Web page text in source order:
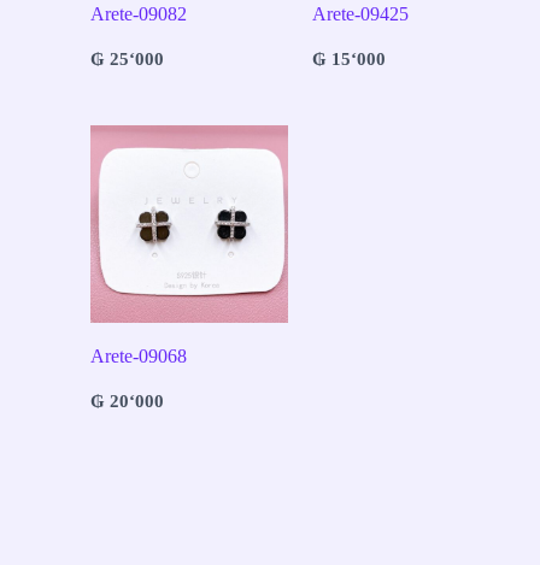
Arete-09082
₲25‘000
Arete-09425
₲15‘000
Arete-09068
₲20‘000